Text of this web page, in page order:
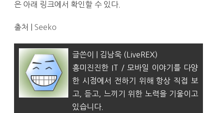
은 아래 링크에서 확인할 수 있다.
출처 | Seeko
글쓴이 | 김남욱 (LiveREX)
흥미진진한 IT / 모바일 이야기를 다양
한 시점에서 전하기 위해 항상 직접 보
고, 듣고, 느끼기 위한 노력을 기울이고
있습니다.